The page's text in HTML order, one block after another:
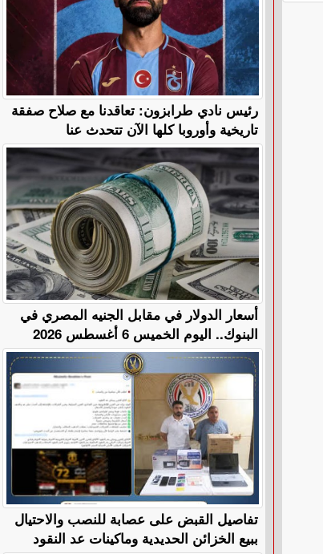
رئيس نادي طرابزون: تعاقدنا مع صلاح صفقة
تاريخية وأوروبا كلها الآن تتحدث عنا
أسعار الدولار في مقابل الجنيه المصري في
البنوك.. اليوم الخميس 6 أغسطس 2026
تفاصيل القبض على عصابة للنصب والاحتيال
ببيع الخزائن الحديدية وماكينات عد النقود